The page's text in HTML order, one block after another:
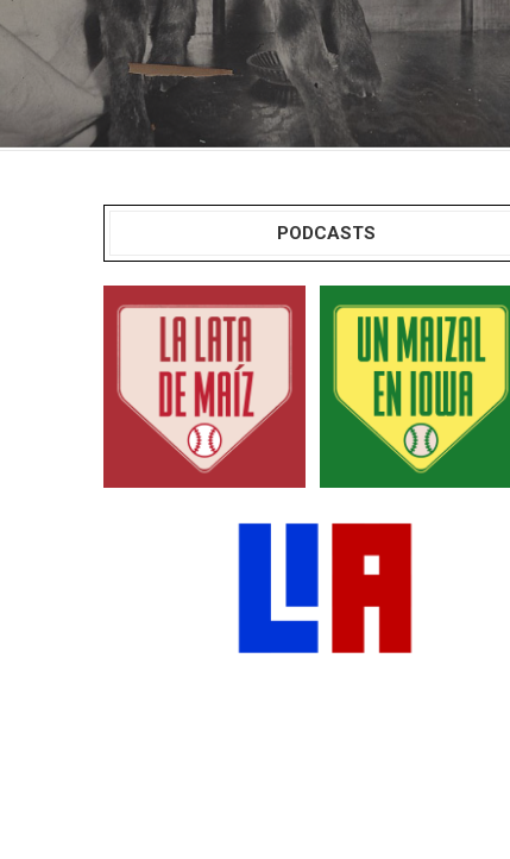
PODCASTS